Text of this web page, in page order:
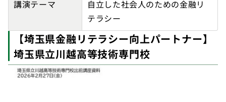
講演テーマ
自立した社会人のための金融リ
テラシー
【埼玉県金融リテラシー向上パートナー】
埼玉県立川越高等技術専門校